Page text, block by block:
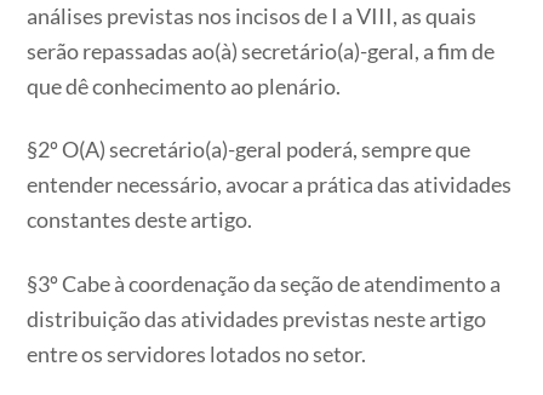
análises previstas nos incisos de I a VIII, as quais
serão repassadas ao(à) secretário(a)-geral, a fim de
que dê conhecimento ao plenário.
§2º O(A) secretário(a)-geral poderá, sempre que
entender necessário, avocar a prática das atividades
constantes deste artigo.
§3º Cabe à coordenação da seção de atendimento a
distribuição das atividades previstas neste artigo
entre os servidores lotados no setor.